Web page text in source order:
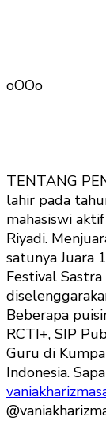
oOOo
TENTANG
lahir pada
mahasiswi
Riyadi.
satunya Juara
Festival
Beberapa
RCTI+, SIP
Guru di
Indonesia. Sapa